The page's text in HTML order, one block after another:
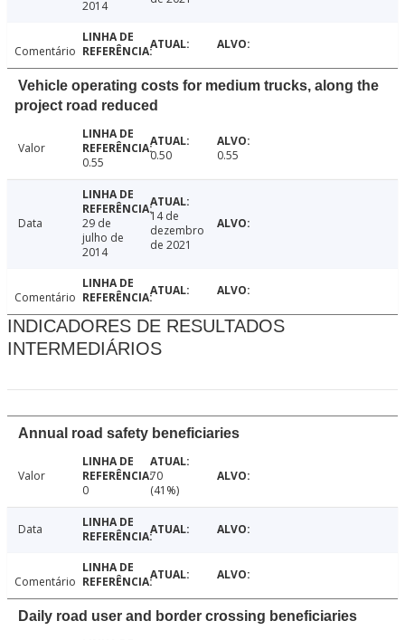
2014
Comentário
Vehicle operating costs for medium trucks, along the
project road reduced
Valor
0.55
0.50 0.55
Data
29 de
julho de
2014
14 de
dezembro
de 2021
Comentário
INDICADORES DE RESULTADOS
INTERMEDIÁRIOS
Annual road safety beneficiaries
Valor
0
70
(41%)
Data
Comentário
Daily road user and border crossing beneficiaries